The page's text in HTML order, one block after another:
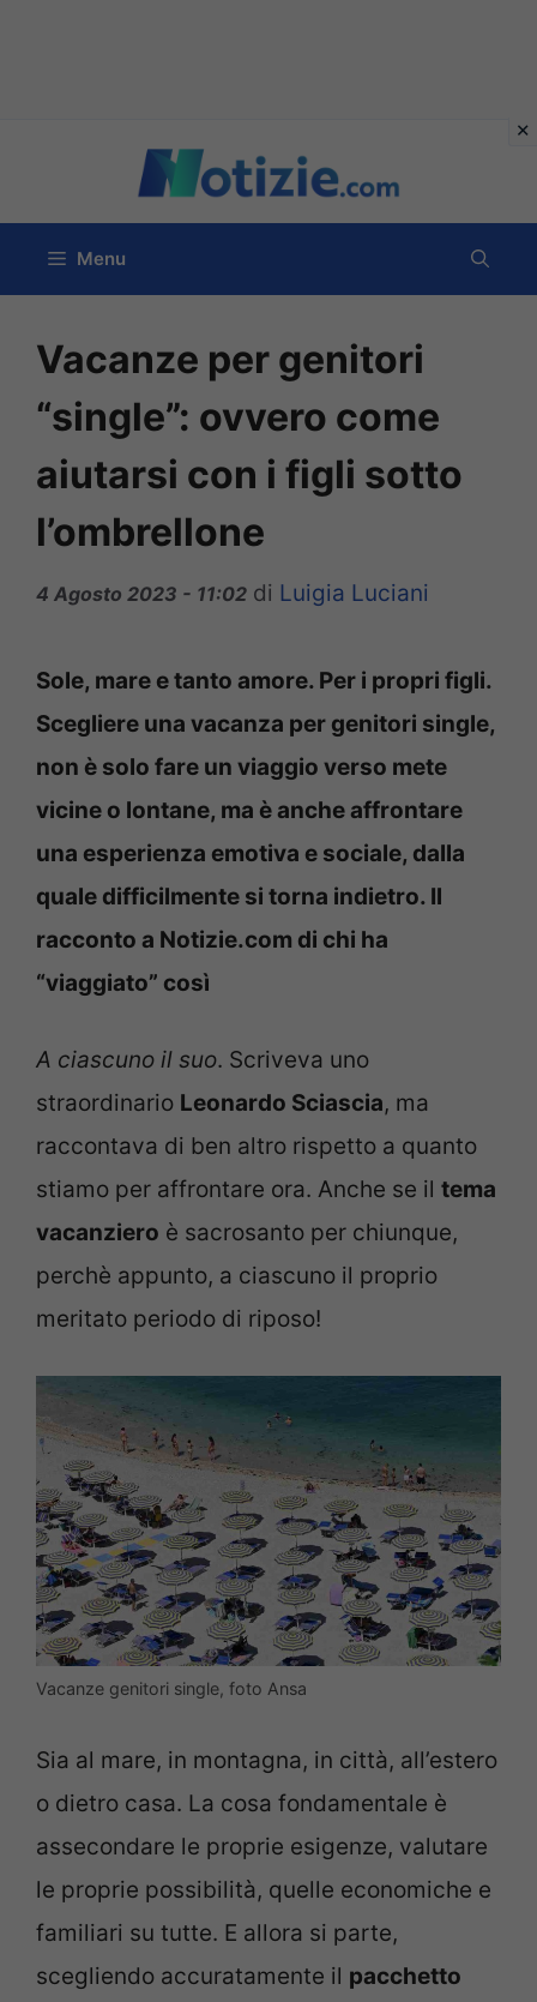
contenuto
Menu
Vacanze per genitori
“single”: ovvero come
aiutarsi con i figli sotto
l’ombrellone
4 Agosto 2023 - 11:02 di Luigia Luciani
Sole, mare e tanto amore. Per i propri figli.
Scegliere una vacanza per genitori single,
non è solo fare un viaggio verso mete
vicine o lontane, ma è anche affrontare
una esperienza emotiva e sociale, dalla
quale difficilmente si torna indietro. Il
racconto a Notizie.com di chi ha
“viaggiato” così
A ciascuno il suo. Scriveva uno
straordinario Leonardo Sciascia, ma
raccontava di ben altro rispetto a quanto
stiamo per affrontare ora. Anche se il tema
vacanziero è sacrosanto per chiunque,
perchè appunto, a ciascuno il proprio
meritato periodo di riposo!
Vacanze genitori single, foto Ansa
Sia al mare, in montagna, in città, all’estero
o dietro casa. La cosa fondamentale è
assecondare le proprie esigenze, valutare
le proprie possibilità, quelle economiche e
familiari su tutte. E allora si parte,
scegliendo accuratamente il pacchetto